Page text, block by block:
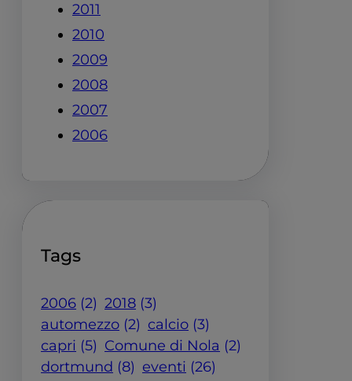
2011
2010
2009
2008
2007
2006
Tags
2006 (2) 2018 (3)
automezzo (2) calcio (3)
capri (5) Comune di Nola (2)
dortmund (8) eventi (26)